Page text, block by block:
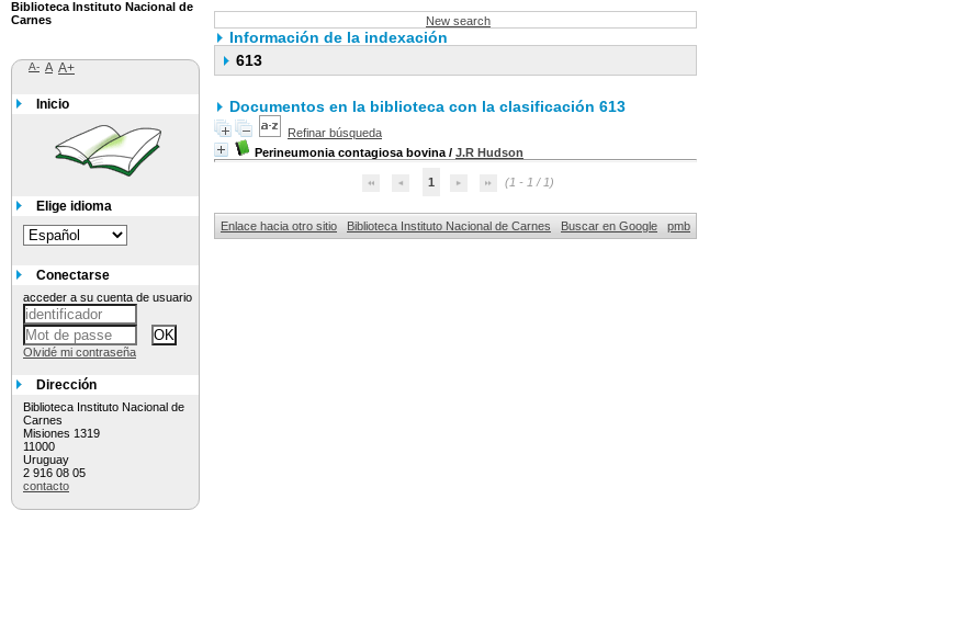
New search
Información de la indexación
613
Documentos en la biblioteca con la clasificación 613
Refinar búsqueda
Perineumonia contagiosa bovina / J.R Hudson
1 (1 - 1 / 1)
Enlace hacia otro sitio Biblioteca Instituto Nacional de Carnes Buscar en Google pmb
Biblioteca Instituto Nacional de
Carnes
A- A A+
Inicio
Elige idioma
Conectarse
acceder a su cuenta de usuario
Olvidé mi contraseña
Dirección
Biblioteca Instituto Nacional de
Carnes
Misiones 1319
11000
Uruguay
2 916 08 05
contacto